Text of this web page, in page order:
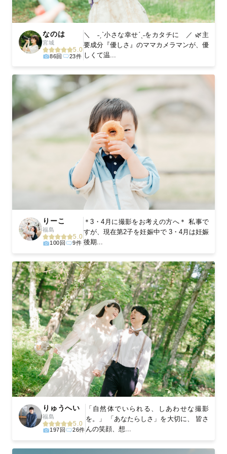
なのは
宮城
5.0
86回 23件
＼ ˗ˏˋ小さな幸せˊˎ˗をカタチに ／ 🌿主
要成分『優しさ』のママカメラマンが、優
しくて温...
りーこ
福島
5.0
100回 9件
＊3・4月に撮影をお考えの方へ＊ 私事で
すが、現在第2子を妊娠中で 3・4月は妊娠
後期...
りゅうへい
福島
5.0
197回 26件
「自然体でいられる、しあわせな撮影
を。」 「あなたらしさ」を大切に、 皆さ
んの笑顔、想...